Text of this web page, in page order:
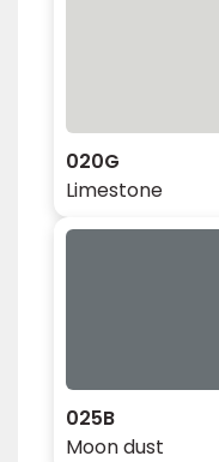
020G
Limestone
025B
Moon dust